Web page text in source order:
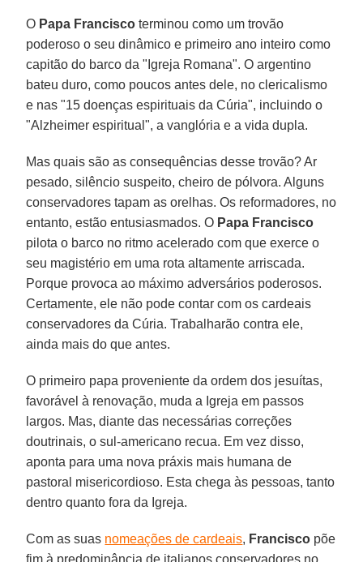
O Papa Francisco terminou como um trovão
poderoso o seu dinâmico e primeiro ano inteiro como
capitão do barco da "Igreja Romana". O argentino
bateu duro, como poucos antes dele, no clericalismo
e nas "15 doenças espirituais da Cúria", incluindo o
"Alzheimer espiritual", a vanglória e a vida dupla.
Mas quais são as consequências desse trovão? Ar
pesado, silêncio suspeito, cheiro de pólvora. Alguns
conservadores tapam as orelhas. Os reformadores, no
entanto, estão entusiasmados. O Papa Francisco
pilota o barco no ritmo acelerado com que exerce o
seu magistério em uma rota altamente arriscada.
Porque provoca ao máximo adversários poderosos.
Certamente, ele não pode contar com os cardeais
conservadores da Cúria. Trabalharão contra ele,
ainda mais do que antes.
O primeiro papa proveniente da ordem dos jesuítas,
favorável à renovação, muda a Igreja em passos
largos. Mas, diante das necessárias correções
doutrinais, o sul-americano recua. Em vez disso,
aponta para uma nova práxis mais humana de
pastoral misericordioso. Esta chega às pessoas, tanto
dentro quanto fora da Igreja.
Com as suas nomeações de cardeais, Francisco põe
fim à predominância de italianos conservadores no